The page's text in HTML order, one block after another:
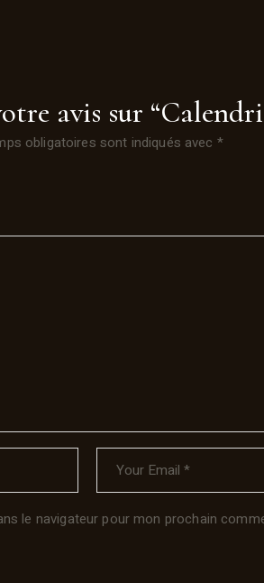
avis sur
obligatoires sont indiqués avec *
le navigateur pour mon prochain